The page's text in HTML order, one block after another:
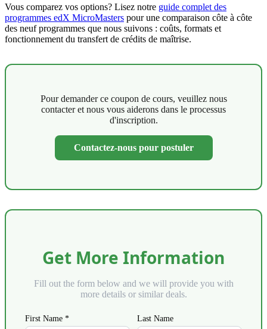
Vous comparez vos options? Lisez notre guide complet des
programmes edX MicroMasters pour une comparaison côte à côte
des neuf programmes que nous suivons : coûts, formats et
fonctionnement du transfert de crédits de maîtrise.
Pour demander ce coupon de cours, veuillez nous
contacter et nous vous aiderons dans le processus
d'inscription.
Contactez-nous pour postuler
Get More Information
Fill out the form below and we will provide you with
more details or similar deals.
First Name * Last Name